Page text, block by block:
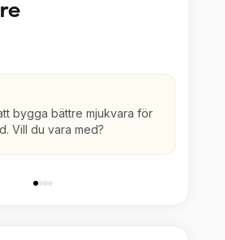
bygga bättre mjukvara för
Vill du vara med?